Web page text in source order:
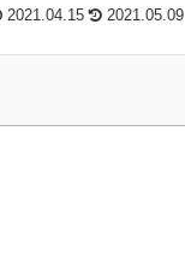
2021.04.15 2021.05.09